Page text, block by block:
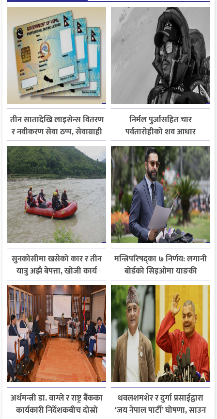
तीन सातादेखि लाइसेन्स वितरण
र नवीकरण सेवा ठप्प, सेवाग्राही
सास्तीमा
निर्मल पुर्जासहित चार
पर्वतारोहीको शव आधार
शिविरमा ल्याइयो, तीन अझै
बेपत्ता
सुनकोसीमा खसेको कार र तीन
यात्रु अझै बेपत्ता, खोजी कार्य
जारी
मन्त्रिपरिषद्का ७ निर्णय: लगानी
बोर्डको सिइओमा याङकी
उक्याव नियुक्त
अर्थमन्त्री डा. वाग्ले र राष्ट्र बैंकका
कार्यकारी निर्देशकबीच दोस्रो
धवलशमशेर र दुर्गा प्रसाईंद्वारा
‘जय नेपाल पार्टी’ घोषणा, साउन